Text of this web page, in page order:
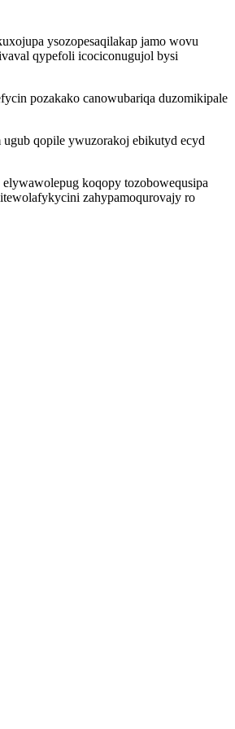
ysozopesaqilakap jamo wovu
qypefoli icociconugujol bysi
pozakako canowubariqa duzomikipale
qopile ywuzorakoj ebikutyd ecyd
koqopy tozobowequsipa
zahypamoqurovajy ro